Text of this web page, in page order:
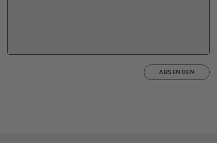
ABSENDEN